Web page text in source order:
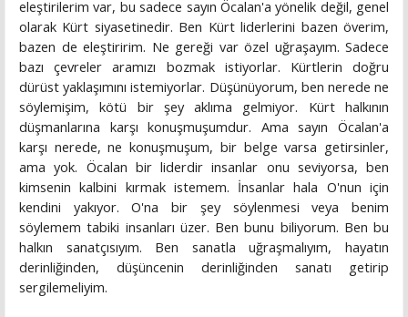
eleştirilerim var, bu sadece sayın Öcalan'a yönelik değil, genel
olarak Kürt siyasetinedir. Ben Kürt liderlerini bazen överim,
bazen de eleştiririm. Ne gereği var özel uğraşayım. Sadece
bazı çevreler aramızı bozmak istiyorlar. Kürtlerin doğru
dürüst yaklaşımını istemiyorlar. Düşünüyorum, ben nerede ne
söylemişim, kötü bir şey aklıma gelmiyor. Kürt halkının
düşmanlarına karşı konuşmuşumdur. Ama sayın Öcalan'a
karşı nerede, ne konuşmuşum, bir belge varsa getirsinler,
ama yok. Öcalan bir liderdir insanlar onu seviyorsa, ben
kimsenin kalbini kırmak istemem. İnsanlar hala O'nun için
kendini yakıyor. O'na bir şey söylenmesi veya benim
söylemem tabiki insanları üzer. Ben bunu biliyorum. Ben bu
halkın sanatçısıyım. Ben sanatla uğraşmalıyım, hayatın
derinliğinden, düşüncenin derinliğinden sanatı getirip
sergilemeliyim.